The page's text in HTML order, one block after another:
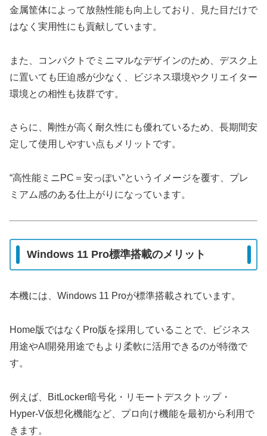
金属筐体によって放熱性能も向上しており、見た目だけで
はなく実用性にも貢献しています。
また、コンパクトでミニマルなデザインのため、デスク上
に置いても圧迫感が少なく、ビジネス環境やクリエイター
環境との相性も抜群です。
さらに、剛性が高く耐久性にも優れているため、長期間安
定して使用しやすい点もメリットです。
“高性能ミニPC＝安っぽい”というイメージを覆す、プレ
ミアム感のある仕上がりになっています。
Windows 11 Pro標準搭載のメリット
本機には、Windows 11 Proが標準搭載されています。
Home版ではなくPro版を採用していることで、ビジネス
用途やAI開発用途でもより柔軟に活用できるのが特徴で
す。
例えば、BitLocker暗号化・リモートデスクトップ・
Hyper-V仮想化機能など、プロ向け機能を最初から利用で
きます。